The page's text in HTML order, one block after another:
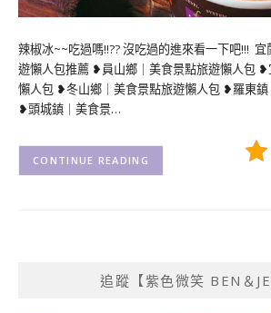
辣椒冰~~吃過嗎!!?? 沒吃過的進來看一下吧!!!
遊懶人包推薦 ❥員山鄉｜美食景點旅遊懶人包
懶人包 ❥冬山鄉｜美食景點旅遊懶人包 ❥羅東
❥頭城鎮｜美食景…
CONTINUE READING
追蹤【紫色微笑 BEN＆